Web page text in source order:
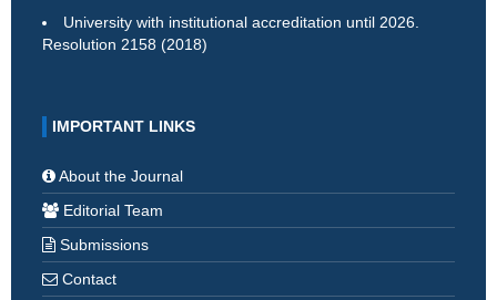
University with institutional accreditation until 2026.
Resolution 2158 (2018)
IMPORTANT LINKS
About the Journal
Editorial Team
Submissions
Contact